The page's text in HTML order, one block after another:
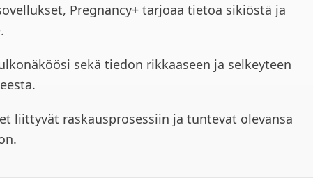
Pregnancy+ tarjoaa tietoa sikiöstä ja
sekä tiedon rikkaaseen ja selkeyteen
liittyvät raskausprosessiin ja tuntevat olevansa